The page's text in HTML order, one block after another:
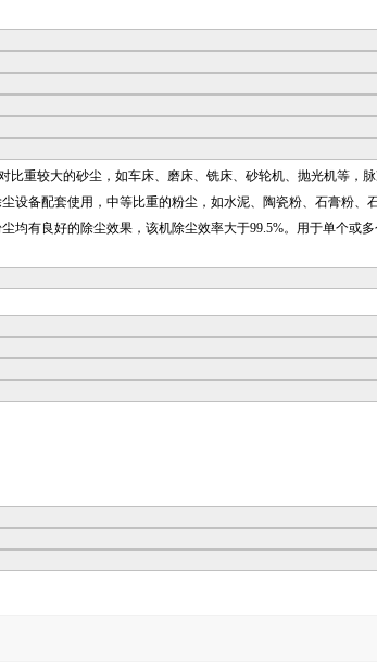
比重较大的砂尘，如车床、磨床、铣床、砂轮机、抛光机等，
设备配套使用，中等比重的粉尘，如水泥、陶瓷粉、石膏粉、
均有良好的除尘效果，该机除尘效率大于99.5%。用于单个或